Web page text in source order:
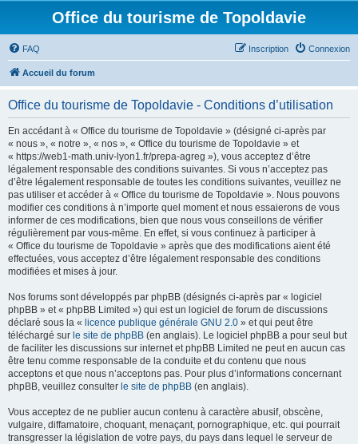
Office du tourisme de Topoldavie
FAQ Connexion
Inscription
Accueil du forum
Office du tourisme de Topoldavie - Conditions d’utilisation
En accédant à « Office du tourisme de Topoldavie » (désigné ci-après par
« nous », « notre », « nos », « Office du tourisme de Topoldavie » et
« https://web1-math.univ-lyon1.fr/prepa-agreg »), vous acceptez d’être
légalement responsable des conditions suivantes. Si vous n’acceptez pas
d’être légalement responsable de toutes les conditions suivantes, veuillez ne
pas utiliser et accéder à « Office du tourisme de Topoldavie ». Nous pouvons
modifier ces conditions à n’importe quel moment et nous essaierons de vous
informer de ces modifications, bien que nous vous conseillons de vérifier
régulièrement par vous-même. En effet, si vous continuez à participer à
« Office du tourisme de Topoldavie » après que des modifications aient été
effectuées, vous acceptez d’être légalement responsable des conditions
modifiées et mises à jour.
Nos forums sont développés par phpBB (désignés ci-après par « logiciel
phpBB » et « phpBB Limited ») qui est un logiciel de forum de discussions
déclaré sous la « licence publique générale GNU 2.0 » et qui peut être
téléchargé sur le site de phpBB (en anglais). Le logiciel phpBB a pour seul but
de faciliter les discussions sur internet et phpBB Limited ne peut en aucun cas
être tenu comme responsable de la conduite et du contenu que nous
acceptons et que nous n’acceptons pas. Pour plus d’informations concernant
phpBB, veuillez consulter le site de phpBB (en anglais).
Vous acceptez de ne publier aucun contenu à caractère abusif, obscène,
vulgaire, diffamatoire, choquant, menaçant, pornographique, etc. qui pourrait
transgresser la législation de votre pays, du pays dans lequel le serveur de